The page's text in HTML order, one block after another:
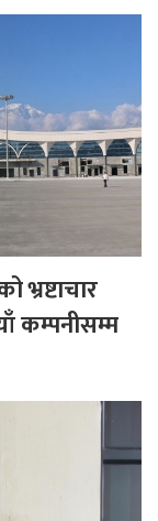
भ्रष्टाचार
कम्पनीसम्म